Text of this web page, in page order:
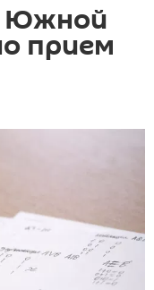
Южной
прием